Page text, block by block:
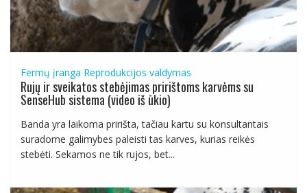
Fermų įranga Reprodukcijos valdymas
Rujų ir sveikatos stebėjimas pririštoms karvėms su
SenseHub sistema (video iš ūkio)
Banda yra laikoma pririšta, tačiau kartu su konsultantais
suradome galimybes paleisti tas karves, kurias reikės
stebėti. Sekamos ne tik rujos, bet...